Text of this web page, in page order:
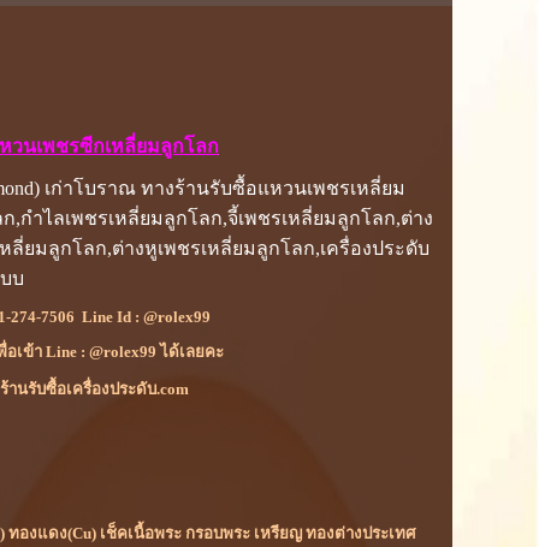
วนเพชรซีกเหลี่ยมลูกโลก
เก่าโบราณ ทางร้านรับซื้อแหวนเพชรเหลี่ยม
,กำไลเพชรเหลี่ยมลูกโลก,จี้เพชรเหลี่ยมลูกโลก,ต่าง
ลี่ยมลูกโลก,ต่างหูเพชรเหลี่ยมลูกโลก,เครื่องประดับ
บ
274-7506 Line Id : @rolex99
เข้า Line : @rolex99 ได้เลยคะ
ร้านรับซื้อเครื่องประดับ.com
องแดง(Cu) เช็คเนื้อพระ กรอบพระ เหรียญ ทองต่างประเทศ